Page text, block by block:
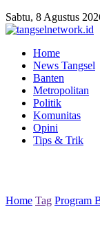
Sabtu, 8 Agustus
Home
News Tangsel
Banten
Metropolitan
Politik
Komunitas
Opini
Tips & Trik
Home Tag Program